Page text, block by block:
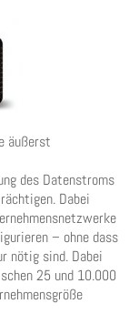
äußerst
des Datenstroms
Dabei
– ohne dass
nötig sind. Dabei
25 und 10.000